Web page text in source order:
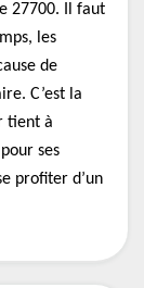
27700. Il faut
les
de
C’est la
tient à
ses
profiter d’un